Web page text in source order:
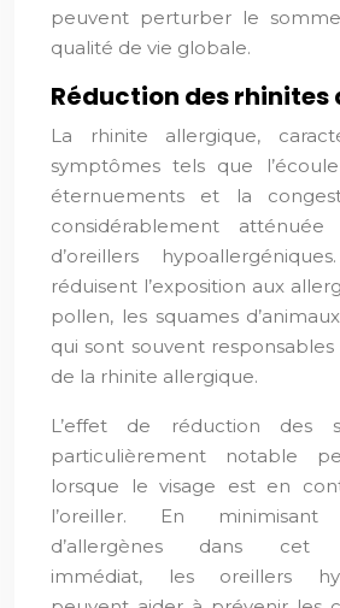
peuvent perturber le
qualité de vie globale.
Réduction des rhinites
La rhinite allergique,
symptômes tels que
éternuements et la
considérablement atténuée
d’oreillers
réduisent l’exposition aux
pollen, les squames
qui sont souvent
de la rhinite allergique.
L’effet de réduction des
particulièrement notable
lorsque le visage est en
l’oreiller. En
d’allergènes dans cet
immédiat, les oreillers